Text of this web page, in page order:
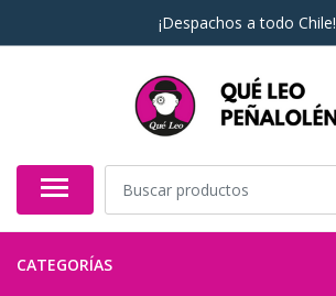
¡Despachos a todo Chile!
CATEGORÍAS